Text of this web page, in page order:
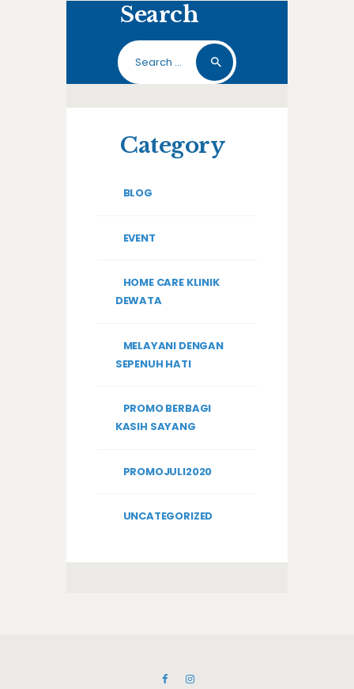
Search
Search
for:
Category
BLOG
EVENT
HOME CARE KLINIK
DEWATA
MELAYANI DENGAN
SEPENUH HATI
PROMO BERBAGI
KASIH SAYANG
PROMOJULI2020
UNCATEGORIZED